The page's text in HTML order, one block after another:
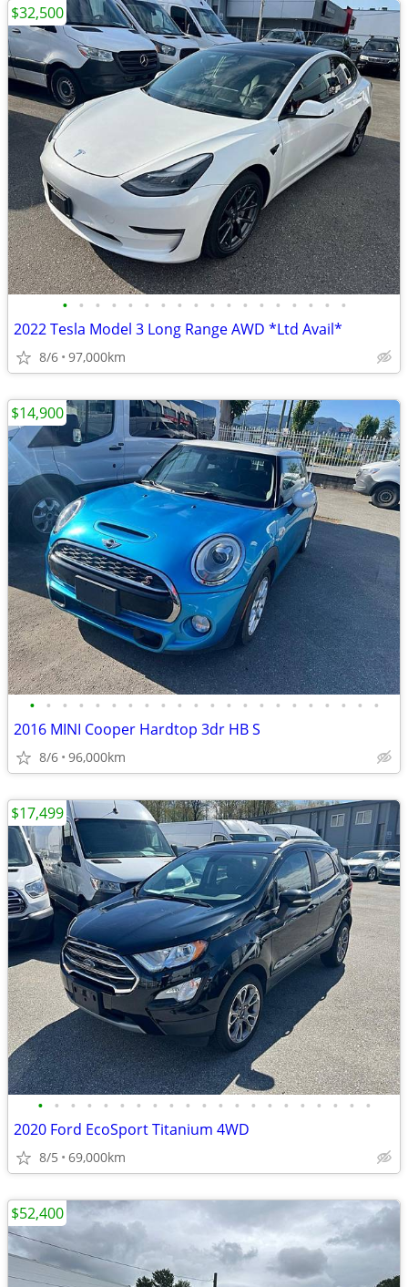
• • • • • • • • • • • • • • • • • •
2022 Tesla Model 3 Long Range AWD *Ltd Avail*
8/6 97,000km
$32,500
• • • • • • • • • • • • • • • • • • • • • •
2016 MINI Cooper Hardtop 3dr HB S
8/6 96,000km
$14,900
• • • • • • • • • • • • • • • • • • • • •
2020 Ford EcoSport Titanium 4WD
8/5 69,000km
$17,499
$52,400